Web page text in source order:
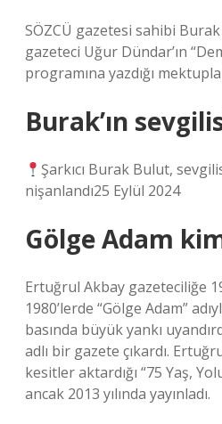
SÖZCÜ gazetesi sahibi
gazeteci Uğur Dündar’ın
programına yazdığı mektupla
Burak’ın
Şarkıcı Burak Bulut,
nişanlandı25 Eylül 2024
Gölge Adam
Ertuğrul Akbay gazeteciliğe
1980’lerde “Gölge Adam”
basında büyük yankı
adlı bir gazete çıkardı.
kesitler aktardığı “75 Yaş,
ancak 2013 yılında yayınladı.